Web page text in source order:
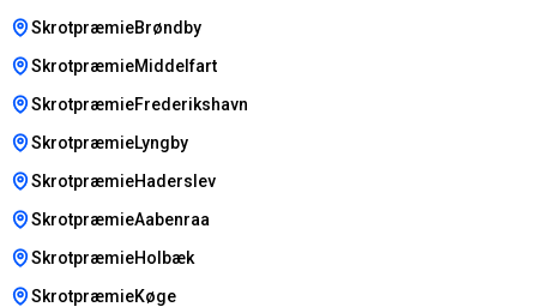
SkrotpræmieBrøndby
SkrotpræmieMiddelfart
SkrotpræmieFrederikshavn
SkrotpræmieLyngby
SkrotpræmieHaderslev
SkrotpræmieAabenraa
SkrotpræmieHolbæk
SkrotpræmieKøge